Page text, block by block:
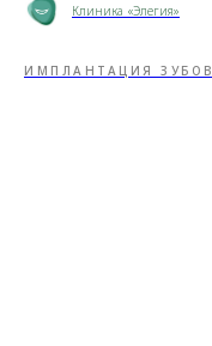
Клиника «Элегия»
ИМПЛАНТАЦИЯ ЗУБОВ